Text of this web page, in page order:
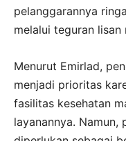
pelanggarannya
melalui teguran lisan
Menurut Emirlad,
menjadi prioritas
fasilitas kesehatan
layanannya. Namun,